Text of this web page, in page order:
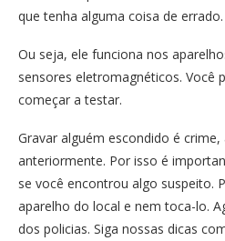
que tenha alguma coisa de errado.
Ou seja, ele funciona nos
sensores eletromagnéticos. Você
começar a testar.
Gravar alguém escondido é
anteriormente. Por isso é
se você encontrou algo suspeito.
aparelho do local e nem toca-lo.
dos policias. Siga nossas dicas